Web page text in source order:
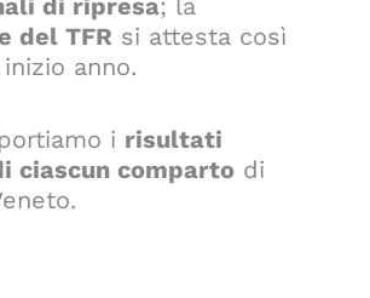
del TFR si attesta così
anno.
i risultati
ciascun comparto di